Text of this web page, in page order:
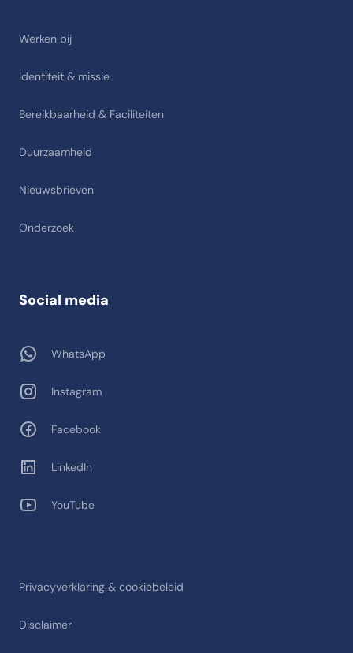
Werken bij
Identiteit & missie
Bereikbaarheid & Faciliteiten
Duurzaamheid
Nieuwsbrieven
Onderzoek
Privacyverklaring & cookiebeleid
Disclaimer
Social media
WhatsApp
Instagram
Facebook
LinkedIn
YouTube